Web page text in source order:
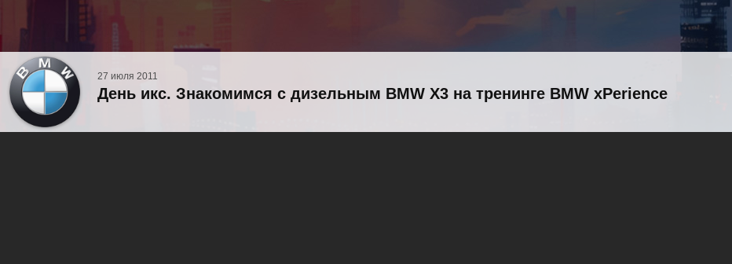
27 июля 2011
День икс. Знакомимся с дизельным BMW X3 на тренинге BMW xPerience